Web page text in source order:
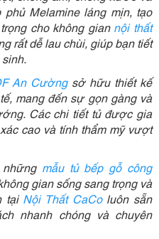
Melamine láng mịn, tạo
cho không gian nội thất
rất dễ lau chùi, giúp bạn tiết
An Cường sở hữu thiết kế
mang đến sự gọn gàng và
Các chi tiết tủ được gia
cao và tính thẩm mỹ vượt
mẫu tủ bếp gỗ công
gian sống sang trọng và
tại Nội Thất CaCo luôn sẵn
nhanh chóng và chuyên